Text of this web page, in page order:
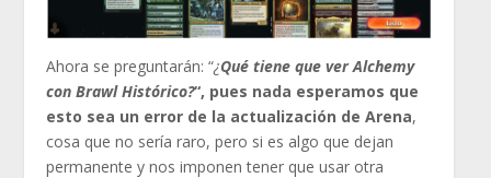
Ahora se preguntarán: “¿Qué tiene que ver Alchemy
con Brawl Histórico?“, pues nada esperamos que
esto sea un error de la actualización de Arena,
cosa que no sería raro, pero si es algo que dejan
permanente y nos imponen tener que usar otra